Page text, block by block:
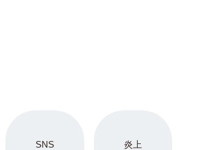
SNS 炎上